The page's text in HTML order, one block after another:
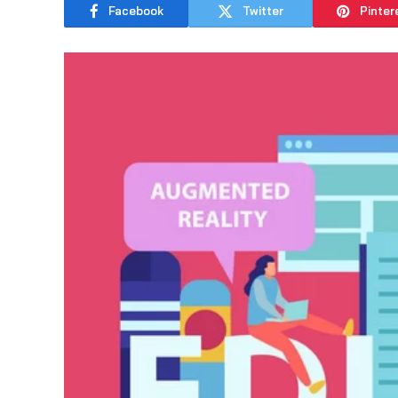
Facebook Twitter